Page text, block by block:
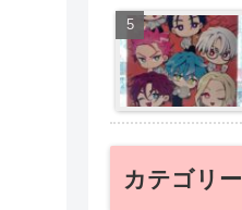
カテゴリー